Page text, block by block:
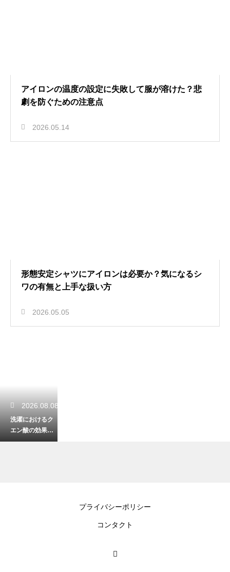
アイロンの温度の設定に失敗して服が溶けた？悲
劇を防ぐための注意点
2026.05.14
形態安定シャツにアイロンは必要か？気になるシ
ワの有無と上手な扱い方
2026.05.05
2026.08.08
洗濯におけるク
エン酸の効果と
使い方！嫌な匂
プライバシーポリシー
コンタクト